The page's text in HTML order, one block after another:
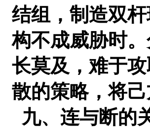
结组，制造双
构不成威胁时
长莫及，难于
散的策略，将
九、连与断的